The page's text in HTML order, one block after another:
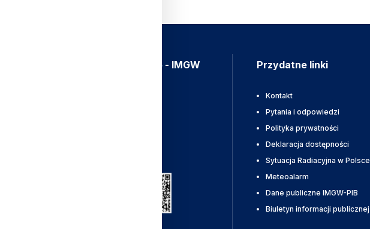
Aplikacja Meteo - IMGW Przydatne linki
Kontakt
Pytania i odpowiedzi
Polityka prywatności
Deklaracja dostępności
Sytuacja Radiacyjna w Polsce
Meteoalarm
Dane publiczne IMGW-PIB
Biuletyn informacji publicznej